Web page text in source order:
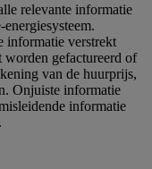
relevante informatie
informatie verstrekt
gefactureerd of
van de huurprijs,
Onjuiste informatie
informatie